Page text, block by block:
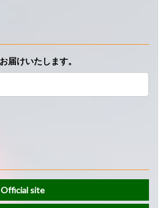
届けいたします。
Official site